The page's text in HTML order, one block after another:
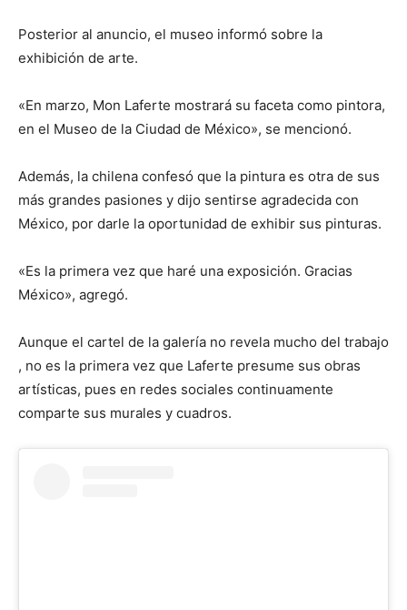
Posterior al anuncio, el museo informó sobre la
exhibición de arte.
«En marzo, Mon Laferte mostrará su faceta como pintora,
en el Museo de la Ciudad de México», se mencionó.
Además, la chilena confesó que la pintura es otra de sus
más grandes pasiones y dijo sentirse agradecida con
México, por darle la oportunidad de exhibir sus pinturas.
«Es la primera vez que haré una exposición. Gracias
México», agregó.
Aunque el cartel de la galería no revela mucho del trabajo
, no es la primera vez que Laferte presume sus obras
artísticas, pues en redes sociales continuamente
comparte sus murales y cuadros.